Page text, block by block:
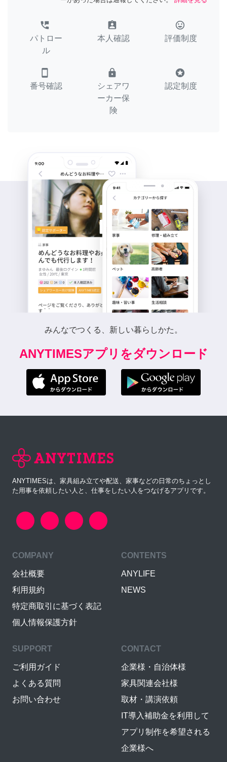
perm_phone_msg
パトロー
ル
assignment_ind
本人確認
tag_faces
評価制度
smartphone
番号確認
lock
シェアワ
ーカー保
険
stars
認定制度
みんなでつくる、新しい暮らしかた。
ANYTIMESアプリをダウンロード
ANYTIMESは、家具組み立てや配送、家事などの日常のちょっとし
た用事を依頼したい人と、仕事をしたい人をつなげるアプリです。
COMPANY
会社概要
利用規約
特定商取引に基づく表記
個人情報保護方針
CONTENTS
ANYLIFE
NEWS
SUPPORT
ご利用ガイド
よくある質問
お問い合わせ
CONTACT
企業様・自治体様
家具関連会社様
取材・講演依頼
IT導入補助金を利用して
アプリ制作を希望される
企業様へ